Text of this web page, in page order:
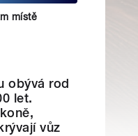
místě
obývá rod
let.
vůz